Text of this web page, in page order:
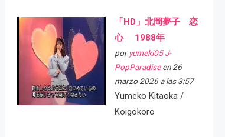
「HD」北岡夢子 恋
心 1988年
por yumeki05 J-
PopParadiseen 26
marzo 2026 a las 3:57
Yumeko Kitaoka /
Koigokoro